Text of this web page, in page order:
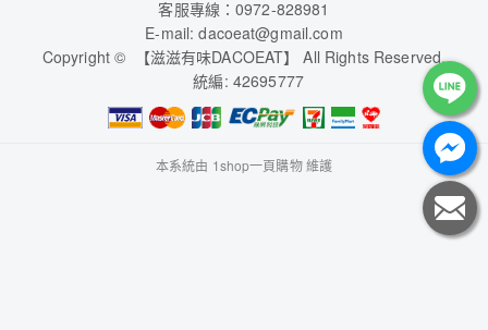
客服專線：0972-828981
E-mail: dacoeat@gmail.com
Copyright © 【滋滋有味DACOEAT】 All Rights Reserved.
統編: 42695777
本系統由 1shop一頁購物維護